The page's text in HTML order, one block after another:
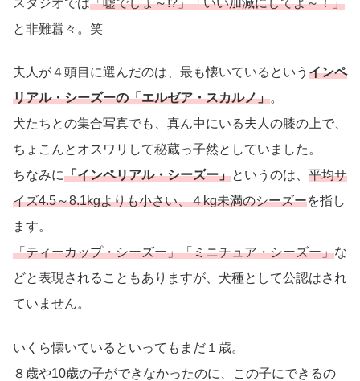
と非難囂々。笑
夫人が４頭目に選んだのは、最も懐いているという インペ
リアル・シーズーの「エルゼア・スカルノ」。
犬たちとの集合写真でも、真ん中にいる夫人の膝の上で、
ちょこんとオスワリして秘蔵っ子然としていました。
ちなみに「インペリアル・シーズー」というのは、 平均サ
イズ4.5～8.1kgよりも小さい、４kg未満のシーズーを指し
ます。
「ティーカップ・シーズー」「ミニチュア・シーズー」な
どと表現されることもありますが、犬種として公認はされ
ていません。
いくら懐いているといってもまだ１歳。
８歳や10歳の子ができなかったのに、この子にできるの